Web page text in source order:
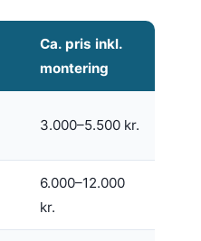
Ca. pris inkl.
montering
3.000–5.500 kr.
6.000–12.000
kr.